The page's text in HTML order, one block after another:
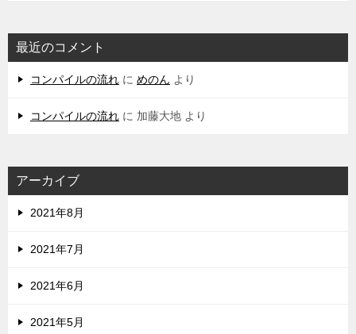
最近のコメント
コンパイルの流れ に めのん より
コンパイルの流れ に 加藤大地 より
アーカイブ
2021年8月
2021年7月
2021年6月
2021年5月